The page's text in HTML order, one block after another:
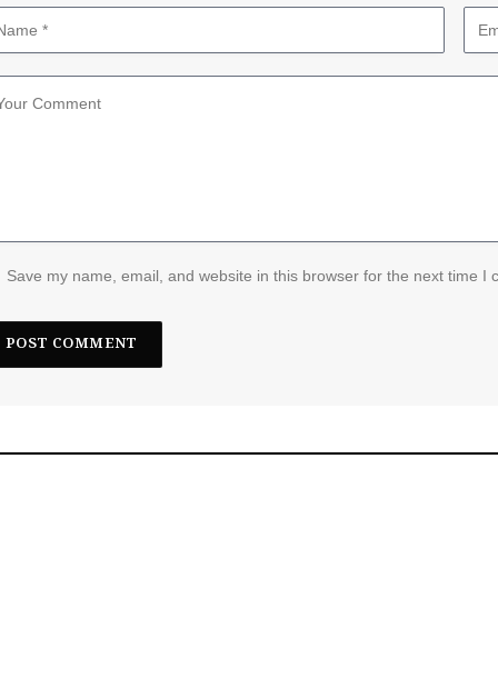
Save my name, email, and website in this browser for the next time I